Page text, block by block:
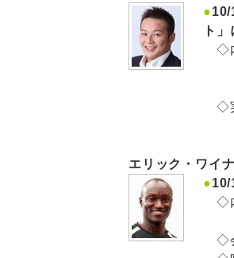
●10/
ト
◇
◇
エリック・ワイ
●10/
◇
◇